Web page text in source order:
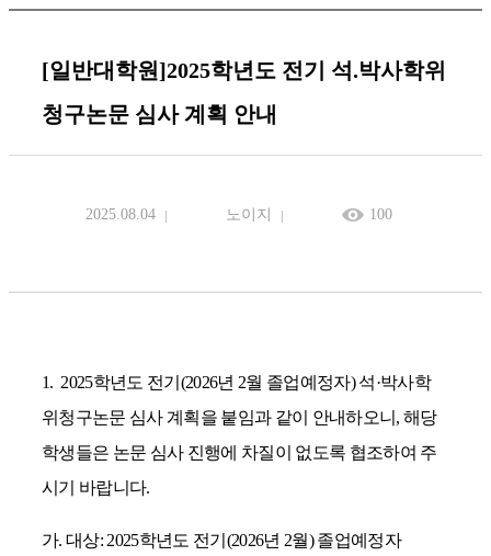
[일반대학원]2025학년도 전기 석.박사학위
청구논문 심사 계획 안내
2025.08.04 노이지 100
1. 2025학년도 전기 (2026년 2월 졸업예정자)석·박사학
위청구논문 심사 계획을 붙임과 같이 안내하오니 ,해당
학생들은 논문 심사 진행에 차질이 없도록 협조하여 주
시기 바랍니다.
가.대상: 2025학년도 전기 (2026년 2월)졸업예정자